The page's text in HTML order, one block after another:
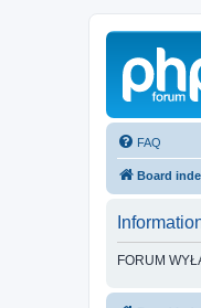
FAQ
Board
FORUM